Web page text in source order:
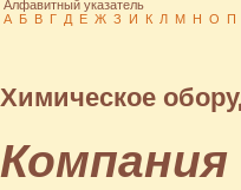
Алфавитный указатель
А Б В Г Д Е Ж З И К Л М Н О П
Химическое
Компания